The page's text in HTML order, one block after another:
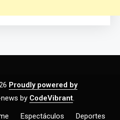
Proudly powered by
by CodeVibrant.
Espectáculos Deportes